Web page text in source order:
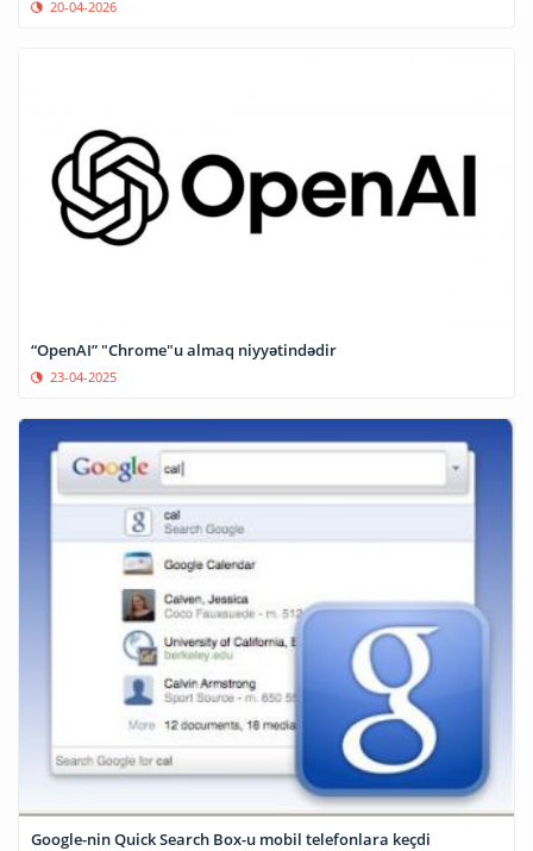
20-04-2026
“OpenAI” "Chrome"u almaq niyyətindədir
23-04-2025
Google-nin Quick Search Box-u mobil telefonlara keçdi